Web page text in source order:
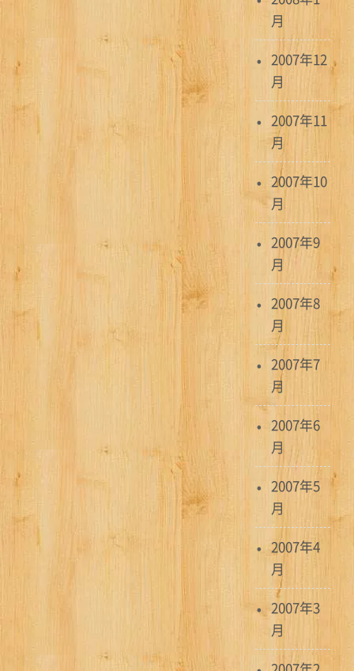
月
2007年12
月
2007年11
月
2007年10
月
2007年9
月
2007年8
月
2007年7
月
2007年6
月
2007年5
月
2007年4
月
2007年3
月